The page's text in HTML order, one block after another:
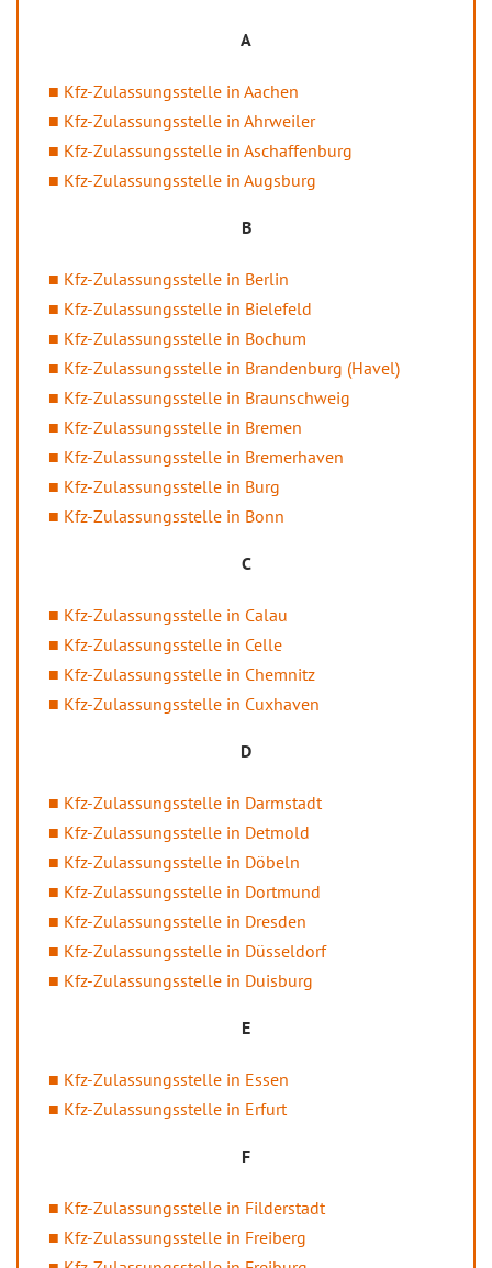
A
Kfz-Zulassungsstelle in Aachen
Kfz-Zulassungsstelle in Ahrweiler
Kfz-Zulassungsstelle in Aschaffenburg
Kfz-Zulassungsstelle in Augsburg
B
Kfz-Zulassungsstelle in Berlin
Kfz-Zulassungsstelle in Bielefeld
Kfz-Zulassungsstelle in Bochum
Kfz-Zulassungsstelle in Brandenburg (Havel)
Kfz-Zulassungsstelle in Braunschweig
Kfz-Zulassungsstelle in Bremen
Kfz-Zulassungsstelle in Bremerhaven
Kfz-Zulassungsstelle in Burg
Kfz-Zulassungsstelle in Bonn
C
Kfz-Zulassungsstelle in Calau
Kfz-Zulassungsstelle in Celle
Kfz-Zulassungsstelle in Chemnitz
Kfz-Zulassungsstelle in Cuxhaven
D
Kfz-Zulassungsstelle in Darmstadt
Kfz-Zulassungsstelle in Detmold
Kfz-Zulassungsstelle in Döbeln
Kfz-Zulassungsstelle in Dortmund
Kfz-Zulassungsstelle in Dresden
Kfz-Zulassungsstelle in Düsseldorf
Kfz-Zulassungsstelle in Duisburg
E
Kfz-Zulassungsstelle in Essen
Kfz-Zulassungsstelle in Erfurt
F
Kfz-Zulassungsstelle in Filderstadt
Kfz-Zulassungsstelle in Freiberg